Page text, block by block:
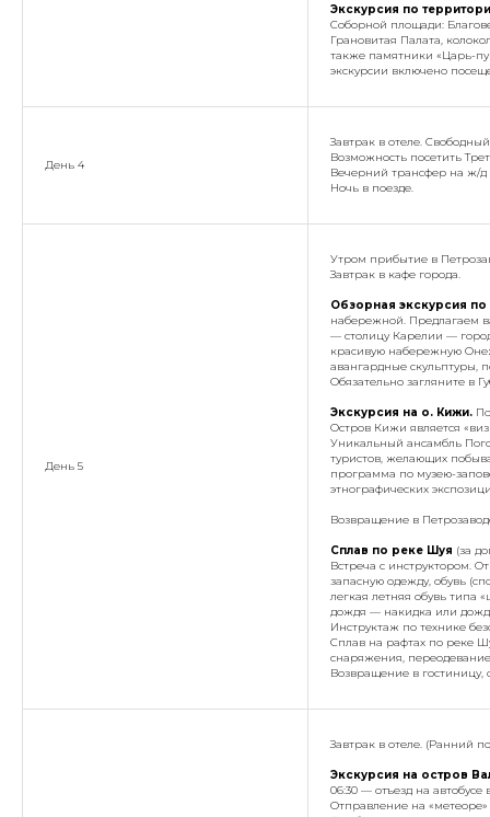
Экскурсия по
Соборной площади:
Грановитая Палата,
также памятники «Царь-
экскурсии включено
День 4
Завтрак в отеле.
Возможность посетить
Вечерний трансфер на ж/д
Ночь в поезде.
День 5
Утром прибытие в
Завтрак в кафе города.
Обзорная экскурсия по
набережной. Предлагаем
— столицу Карелии —
красивую набережную
авангардные скульптуры,
Обязательно загляните в
Экскурсия на о. Кижи.
Остров Кижи является
Уникальный ансамбль
туристов, желающих
программа по музею-
этнографических
Возвращение в
Сплав по реке Шуя (за
Встреча с инструктором.
запасную одежду, обувь
легкая летняя обувь типа
дождя — накидка или
Инструктаж по технике
Сплав на рафтах по реке
снаряжения,
Возвращение в гостиницу,
Завтрак в отеле. (Ранний
Экскурсия на остров
06:30 — отъезд на
Отправление на